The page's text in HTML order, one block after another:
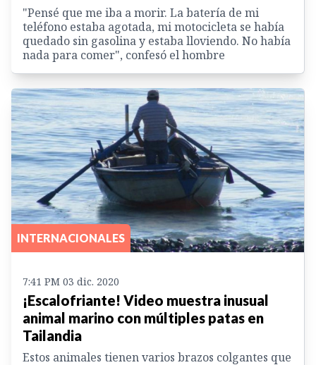
"Pensé que me iba a morir. La batería de mi
teléfono estaba agotada, mi motocicleta se había
quedado sin gasolina y estaba lloviendo. No había
nada para comer", confesó el hombre
INTERNACIONALES
7:41 PM 03 dic. 2020
¡Escalofriante! Video muestra inusual
animal marino con múltiples patas en
Tailandia
Estos animales tienen varios brazos colgantes que